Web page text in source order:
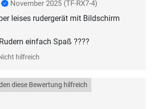
November 2025 (TF-RX7-4)
leises rudergerät mit Bildschirm
einfach Spaß ????
hilfreich
diese Bewertung hilfreich